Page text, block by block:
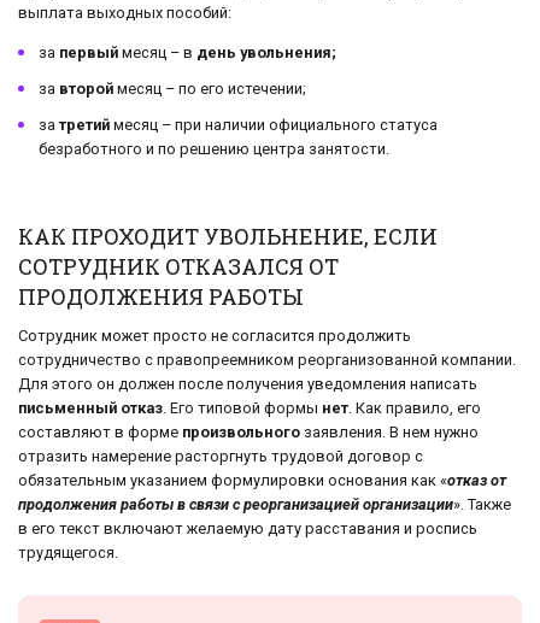
выплата выходных пособий:
за первый месяц – в день увольнения;
за второй месяц – по его истечении;
затретий месяц – при наличии официального статуса
безработного и по решению центра занятости.
КАК ПРОХОДИТ УВОЛЬНЕНИЕ, ЕСЛИ
СОТРУДНИК ОТКАЗАЛСЯ ОТ
ПРОДОЛЖЕНИЯ РАБОТЫ
Сотрудник может просто не согласится продолжить
сотрудничество с правопреемником реорганизованной компании.
Для этого он должен после получения уведомления написать
письменный отказ . Его типовой формы нет . Как правило, его
составляют в форме произвольного заявления. В нем нужно
отразить намерение расторгнуть трудовой договор с
обязательным указанием формулировки основания как «отказ от
продолжения работы в связи с реорганизацией организации». Также
в его текст включают желаемую дату расставания и роспись
трудящегося.